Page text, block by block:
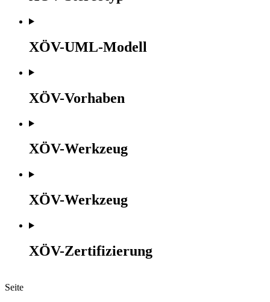
XÖV-UML-Modell
XÖV-Vorhaben
XÖV-Werkzeug
XÖV-Werkzeug
XÖV-Zertifizierung
Seite